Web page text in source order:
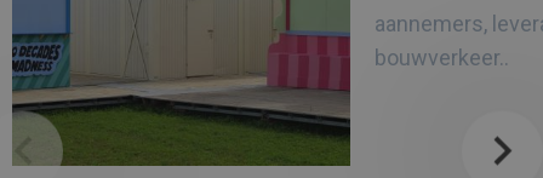
aannemers,
bouwverkeer..
UZ
Leuven